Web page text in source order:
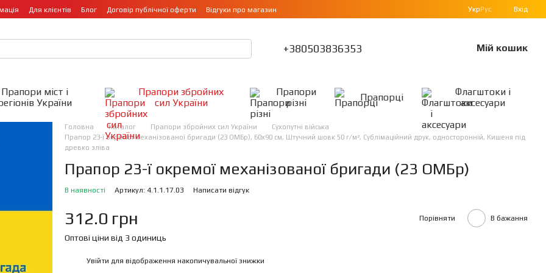
Для клієнтів Блог Договір публічної оферти Відгуки про магазин УкрРус Вхід
+380503836353 Мій кошик
Прапори міст і
України
Прапори збройних
сил України
Прапори
різні
Прапорці
Флагштоки і
аксесуари
Головна Каталог Прапори збройних сил України
Сухопутні війська
Прапор 23-ї окремої механізованої бригади (23 ОМБр), 60х90 см, Штучний шовк 50 г/м², Сублімаційний друк, односторонній, Кишеня під
древко зліва
Прапор 23-ї окремої механізованої бригади (23 ОМБр)
В наявності Артикул: 4.1.1.17.03 Написати відгук
312.0 грн Порівняти В бажання
Оптові ціни від 3 одиниць
Увійти для відображення накопичувальної знижки